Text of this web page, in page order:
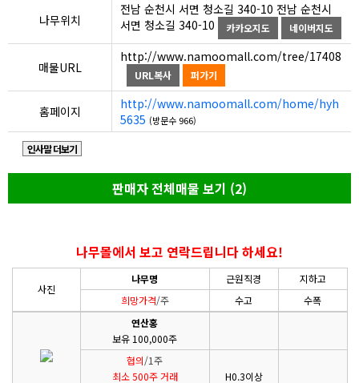
나무위치
전남 순천시 서면 청소길 340-10 전남 순천시
서면 청소길 340-10
카카오지도 네이버지도
매물URL
http://www.namoomall.com/tree/17408
URL복사 퍼가기
홈페이지
http://www.namoomall.com/home/hyh
5635 (방문수 966)
인사말 더보기
판매자 전체매물 보기 (2)
나무몰에서 보고 연락드립니다 하세요!
사진
나무명 근원직경
지하고
희망가격/주 수고
수폭
연산홍
보유 100,000주
협의/1주
최소 500주 거래
H0.3이상